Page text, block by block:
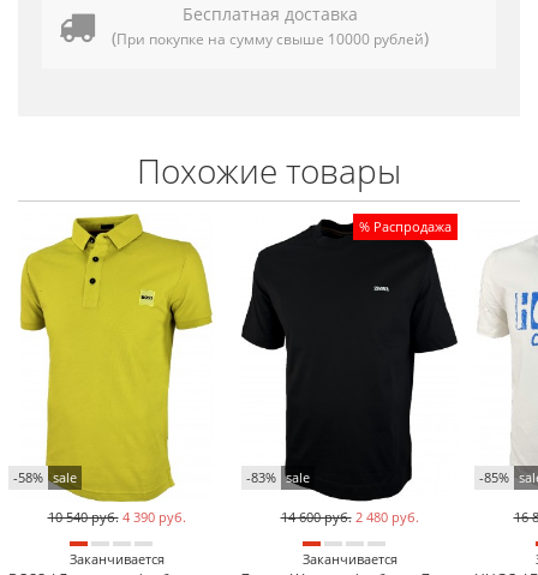
Бесплатная доставка
(При покупке на сумму свыше 10000 рублей)
Похожие товары
-58% sale
10 540 руб. 4 390 руб.
Заканчивается
% Распродажа
-83% sale
14 600 руб. 2 480 руб.
Заканчивается
-85%
16